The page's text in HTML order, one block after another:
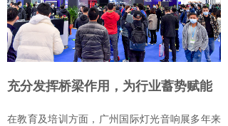
充分发挥桥梁作用，为行业蓄势赋能
在教育及培训方面，广州国际灯光音响展多年来